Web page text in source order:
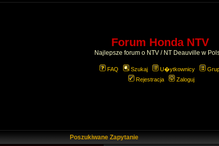
Forum Honda NTV
Najlepsze forum o NTV / NT Deauville w
FAQ Szukaj U�ytkownicy
Rejestracja
Zaloguj
Poszukiwane Zapytanie